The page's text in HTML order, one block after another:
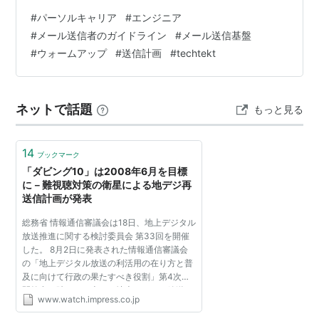
でに事前対策と問題の解消に取り組んでおりました。 ■
本記事で使用される用語について■ 用語 意味 スロットリ
ング 通信や処理の制限を行うこと。ここではメールの送
信制限。 レピュテーション 電子メール送信者の信頼性や
してメ…
#パーソルキャリア #エンジニア
# メール送信者のガイドライン # メール送信基盤
#ウォームアップ #送信計画 #techtekt
ネットで話題 もっと見る
14 ブックマーク
「ダビング10」は2008年6月を目標
に－難視聴対策の衛星による地デジ再
送信計画が発表
総務省 情報通信審議会は18日、地上デジタル
放送推進に関する検討委員会 第33回を開催
した。 8月2日に発表された情報通信審議会
の「地上デジタル放送の利活用の在り方と普
及に向けて行政の果たすべき役割」第4次中
間答申を踏まえた上で、地上デジタル放送へ
の完全移行へ向けた諸課題の解決について、
www.watch.impress.co.jp